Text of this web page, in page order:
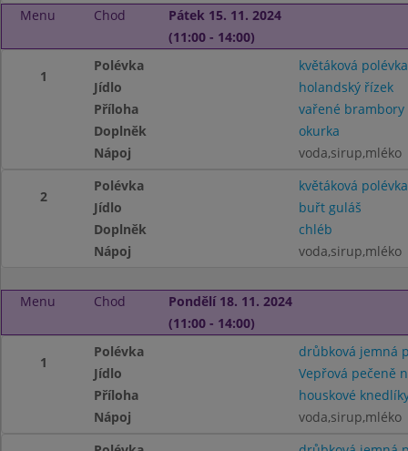
Menu
Chod
Pátek 15. 11. 2024
(11:00 - 14:00)
1
Polévka
květáková polévka
Jídlo
holandský řízek
Příloha
vařené brambory
Doplněk
okurka
Nápoj
voda,sirup,mléko
2
Polévka
květáková polévka
Jídlo
buřt guláš
Doplněk
chléb
Nápoj
voda,sirup,mléko
Menu Chod
Pondělí 18. 11. 2024
(11:00 - 14:00)
1
Polévka
drůbková jemná
Jídlo
Vepřová pečeně
Příloha
houskové
Nápoj
voda,sirup,mléko